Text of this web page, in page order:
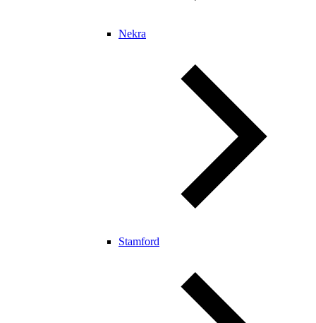
Nekra
Stamford